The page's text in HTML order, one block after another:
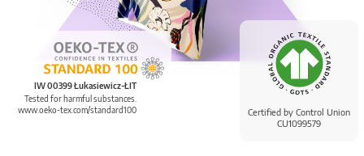
Certified by Control Union
CU1099579
IW 00399 Łukasiewicz-ŁIT
Tested for harmful substances.
www.oeko-tex.com/standard100